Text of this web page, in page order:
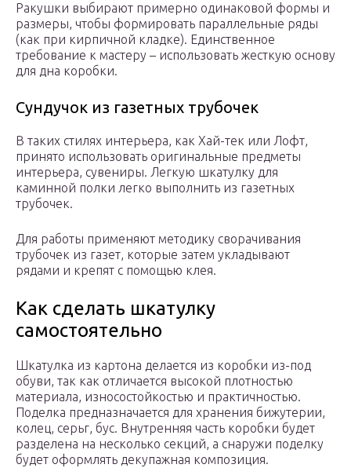
Ракушки выбирают примерно одинаковой формы и
размеры, чтобы формировать параллельные ряды
(как при кирпичной кладке). Единственное
требование к мастеру – использовать жесткую основу
для дна коробки.
Сундучок из газетных трубочек
В таких стилях интерьера, как Хай-тек или Лофт,
принято использовать оригинальные предметы
интерьера, сувениры. Легкую шкатулку для
каминной полки легко выполнить из газетных
трубочек.
Для работы применяют методику сворачивания
трубочек из газет, которые затем укладывают
рядами и крепят с помощью клея.
Как сделать шкатулку
самостоятельно
Шкатулка из картона делается из коробки из-под
обуви, так как отличается высокой плотностью
материала, износостойкостью и практичностью.
Поделка предназначается для хранения бижутерии,
колец, серьг, бус. Внутренняя часть коробки будет
разделена на несколько секций, а снаружи поделку
будет оформлять декупажная композиция.